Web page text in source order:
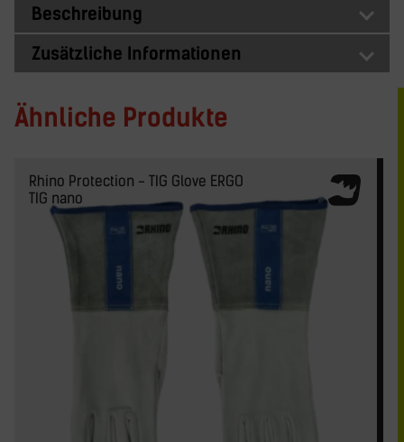
Beschreibung
Zusätzliche Informationen
Ähnliche Produkte
Rhino Protection - TIG Glove ERGO
TIG nano